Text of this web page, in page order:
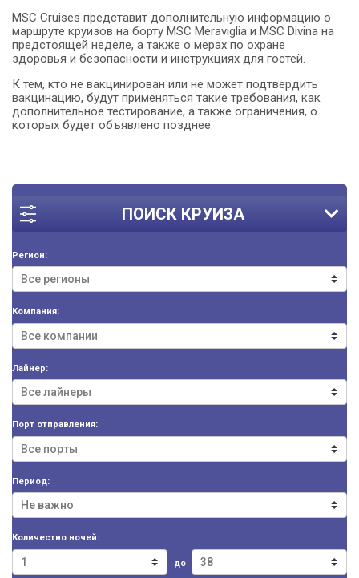
ПОИСК КРУИЗА
Регион:
Компания:
Лайнер:
Порт отправления:
Период:
Количество ночей:
до
MSC Cruises представит дополнительную информацию о
маршруте круизов на борту MSC Meraviglia и MSC Divina на
предстоящей неделе, а также о мерах по охране
здоровья и безопасности и инструкциях для гостей.
К тем, кто не вакцинирован или не может подтвердить
вакцинацию, будут применяться такие требования, как
дополнительное тестирование, а также ограничения, о
которых будет объявлено позднее.